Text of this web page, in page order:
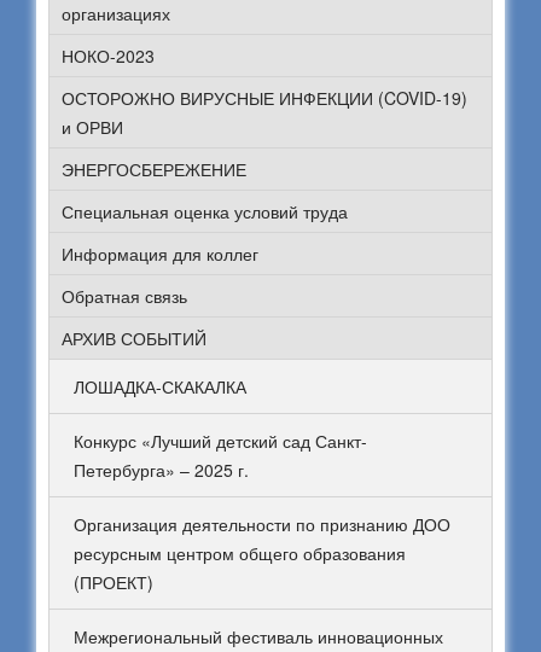
организациях
НОКО-2023
ОСТОРОЖНО ВИРУСНЫЕ ИНФЕКЦИИ (COVID-19)
и ОРВИ
ЭНЕРГОСБЕРЕЖЕНИЕ
Специальная оценка условий труда
Информация для коллег
Обратная связь
АРХИВ СОБЫТИЙ
ЛОШАДКА-СКАКАЛКА
Конкурс «Лучший детский сад Санкт-
Петербурга» – 2025 г.
Организация деятельности по признанию ДОО
ресурсным центром общего образования
(ПРОЕКТ)
Межрегиональный фестиваль инновационных